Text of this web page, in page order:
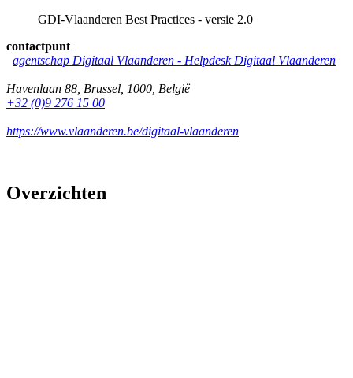
GDI-Vlaanderen Best Practices - versie 2.0
contactpunt
agentschap Digitaal Vlaanderen - Helpdesk Digitaal Vlaanderen
Havenlaan 88 Brussel 1000 België
+32 (0)9 276 15 00
https://www.vlaanderen.be/digitaal-vlaanderen
Overzichten